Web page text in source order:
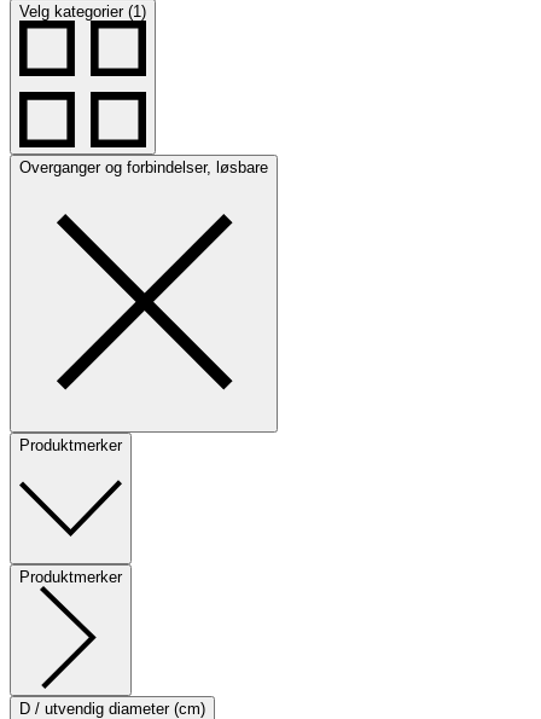
Velg kategorier (1)
Overganger og forbindelser, løsbare
Produktmerker
Produktmerker
D / utvendig diameter (cm)